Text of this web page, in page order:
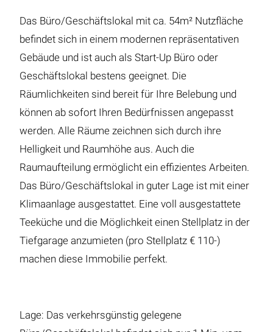
Das Büro/Geschäftslokal mit ca. 54m² Nutzfläche
befindet sich in einem modernen repräsentativen
Gebäude und ist auch als Start-Up Büro oder
Geschäftslokal bestens geeignet. Die
Räumlichkeiten sind bereit für Ihre Belebung und
können ab sofort Ihren Bedürfnissen angepasst
werden. Alle Räume zeichnen sich durch ihre
Helligkeit und Raumhöhe aus. Auch die
Raumaufteilung ermöglicht ein effizientes Arbeiten.
Das Büro/Geschäftslokal in guter Lage ist mit einer
Klimaanlage ausgestattet. Eine voll ausgestattete
Teeküche und die Möglichkeit einen Stellplatz in der
Tiefgarage anzumieten (pro Stellplatz € 110-)
machen diese Immobilie perfekt.
Lage: Das verkehrsgünstig gelegene